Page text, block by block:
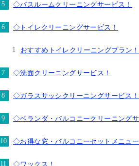
◇バスルームクリーニングサービス！
◇トイレクリーニングサービス！
おすすめトイレクリーニングプラン
◇洗面クリーニングサービス！
◇ガラスサッシクリーニングサービス！
◇ベランダ・バルコニークリーニングサ
◇お得な窓・バルコニーセットメニュー
◇ワックス！